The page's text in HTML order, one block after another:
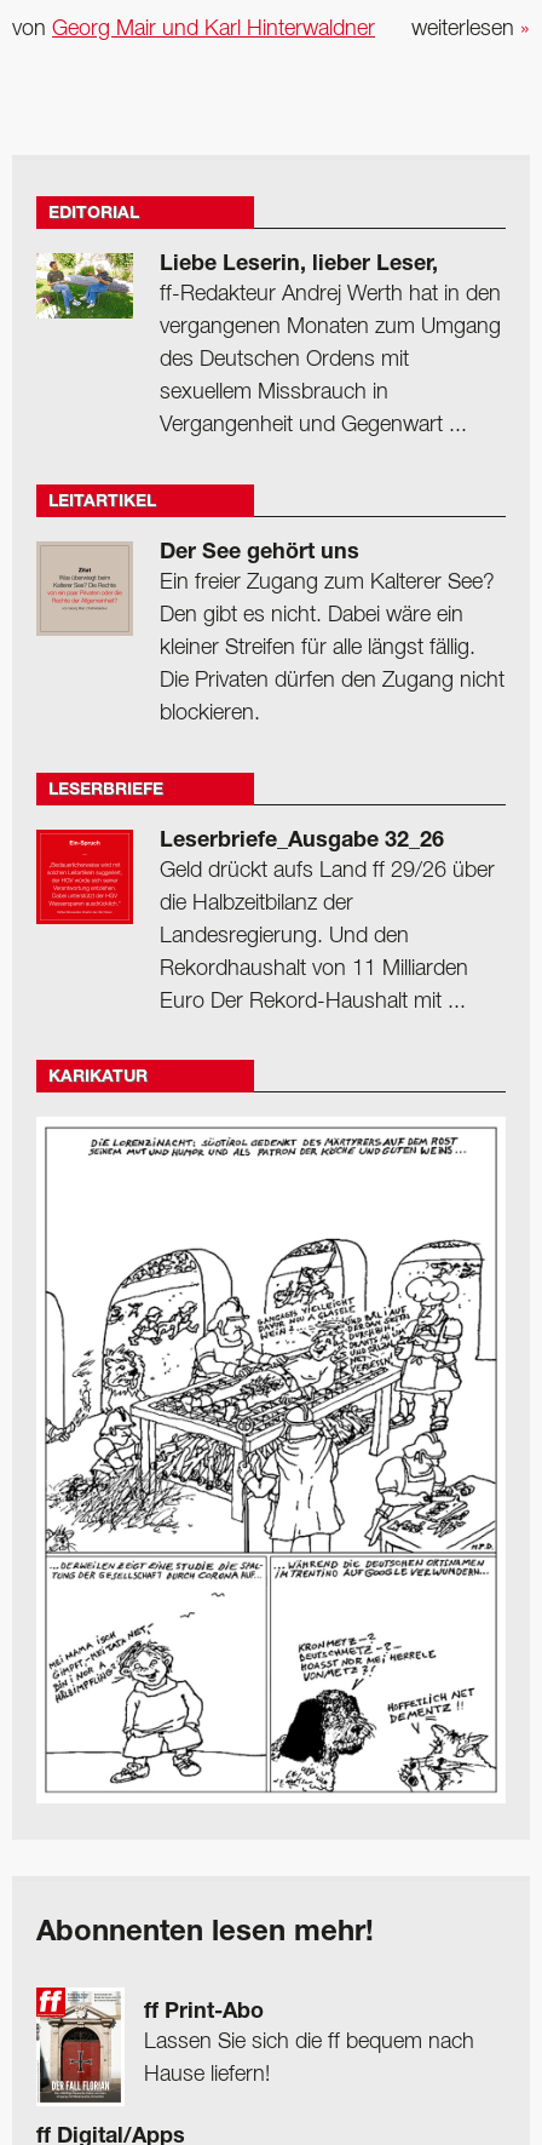
weiterlesen »
von Georg Mair und Karl Hinterwaldner
EDITORIAL
Liebe Leserin, lieber Leser,
ff-Redakteur Andrej Werth hat in den
vergangenen Monaten zum Umgang
des Deutschen Ordens mit
sexuellem Missbrauch in
Vergangenheit und Gegenwart ...
LEITARTIKEL
Der See gehört uns
Ein freier Zugang zum Kalterer See?
Den gibt es nicht. Dabei wäre ein
kleiner Streifen für alle längst fällig.
Die Privaten dürfen den Zugang nicht
blockieren.
LESERBRIEFE
Leserbriefe_Ausgabe 32_26
Geld drückt aufs Land ff 29/26 über
die Halbzeitbilanz der
Landesregierung. Und den
Rekordhaushalt von 11 Milliarden
Euro Der Rekord-Haushalt mit ...
KARIKATUR
Abonnenten lesen mehr!
ff Print-Abo
Lassen Sie sich die ff bequem nach
Hause liefern!
ff Digital/Apps